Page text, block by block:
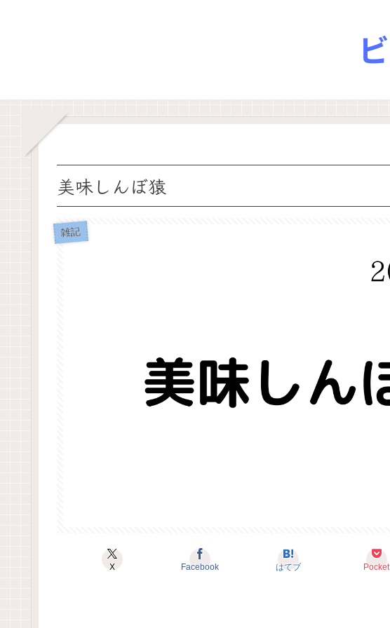
美味しんぼ猿
雑記
X Facebook はてブ Pocket